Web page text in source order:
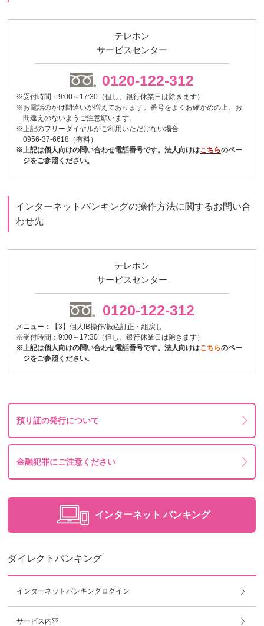
テレホン
サービスセンター
0120-122-312
※受付時間：9:00～17:30（但し、銀行休業日は除きます）
※お電話のかけ間違いが増えております。番号をよくお確かめの上、お
間違えのないようご注意願います。
※上記のフリーダイヤルがご利用いただけない場合
0956-37-6618（有料）
※上記は個人向けの問い合わせ電話番号です。法人向けはこちらのペー
ジをご参照ください。
インターネットバンキングの操作方法に関するお問い合
わせ先
テレホン
サービスセンター
0120-122-312
メニュー：【3】個人IB操作/振込訂正・組戻し
※受付時間：9:00～17:30（但し、銀行休業日は除きます）
※上記は個人向けの問い合わせ電話番号です。法人向けはこちらのペー
ジをご参照ください。
預り証の発行について
金融犯罪にご注意ください
インターネット バンキング
ダイレクトバンキング
インターネットバンキングログイン
サービス内容